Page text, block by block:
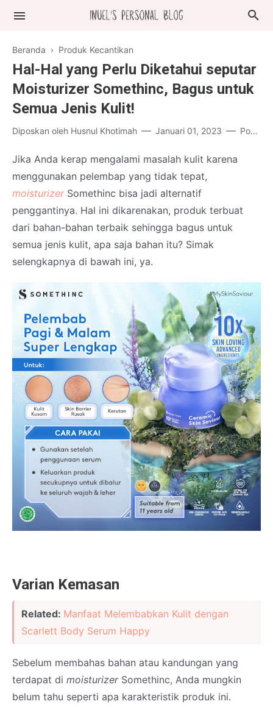
Beranda › Produk Kecantikan
Hal-Hal yang Perlu Diketahui seputar
Moisturizer Somethinc, Bagus untuk
Semua Jenis Kulit!
Diposkan oleh Husnul Khotimah Januari 01, 2023 Posting Komentar
Jika Anda kerap mengalami masalah kulit karena
menggunakan pelembap yang tidak tepat,
moisturizerSomethinc bisa jadi alternatif
penggantinya. Hal ini dikarenakan, produk terbuat
dari bahan-bahan terbaik sehingga bagus untuk
semua jenis kulit, apa saja bahan itu? Simak
selengkapnya di bawah ini, ya.
Varian Kemasan
Related: Manfaat Melembabkan Kulit dengan
Scarlett Body Serum Happy
Sebelum membahas bahan atau kandungan yang
terdapat di moisturizerSomethinc, Anda mungkin
belum tahu seperti apa karakteristik produk ini.